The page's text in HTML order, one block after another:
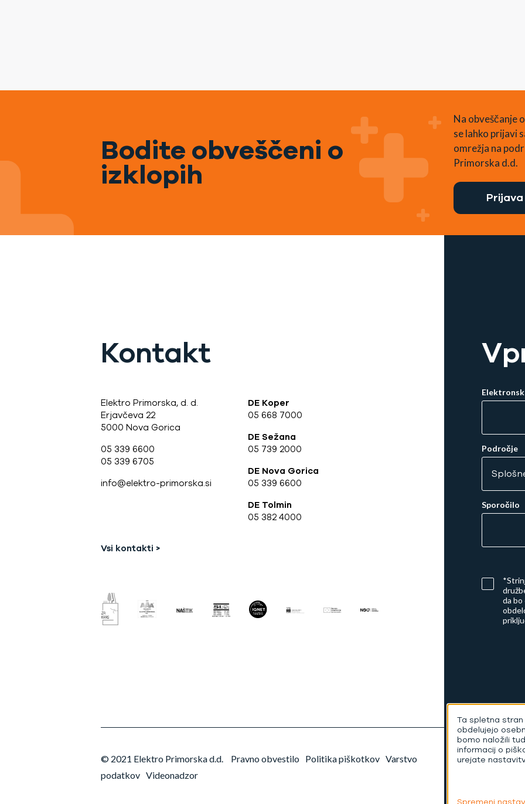
Bodite obveščeni o
izklopih
Na obveščanje
se lahko prijavi
omrežja na
Primorska d.d.
Prijava
Kontakt
Elektro Primorska, d. d.
Erjavčeva 22
5000 Nova Gorica
05 339 6600
05 339 6705
info@elektro-primorska.si
DE Koper
05 668 7000
DE Sežana
05 739 2000
DE Nova Gorica
05 339 6600
DE Tolmin
05 382 4000
Vsi kontakti >
Področje
Sporočilo
da
© 2021 Elektro Primorska d.d. Pravno obvestilo Politika piškotkov Varstvo
podatkov Videonadzor
Ta spletna
obdelujejo
bomo naložili
informacij o
urejate